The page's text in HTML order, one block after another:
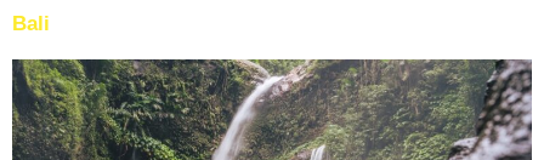
Bali